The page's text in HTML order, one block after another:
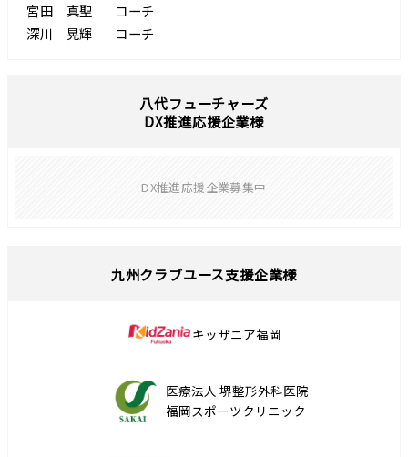
宮田 真聖
コーチ
深川 晃輝
コーチ
八代フューチャーズ
DX推進応援企業様
DX推進応援企業募集中
九州クラブユース支援企業様
キッザニア福岡
医療法人 堺整形外科医院
福岡スポーツクリニック